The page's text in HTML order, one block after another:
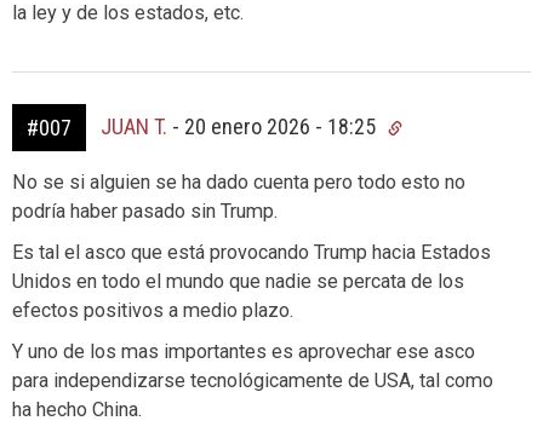
la ley y de los estados, etc.
#007 JUAN T. - 20 enero 2026 - 18:25
No se si alguien se ha dado cuenta pero todo esto no
podría haber pasado sin Trump.
Es tal el asco que está provocando Trump hacia Estados
Unidos en todo el mundo que nadie se percata de los
efectos positivos a medio plazo.
Y uno de los mas importantes es aprovechar ese asco
para independizarse tecnológicamente de USA, tal como
ha hecho China.